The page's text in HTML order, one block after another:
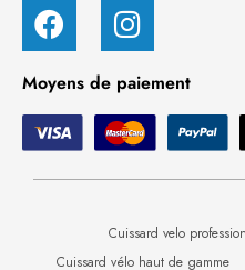
Moyens de paiement
Cuissard velo
Cuissard vélo haut de gamme